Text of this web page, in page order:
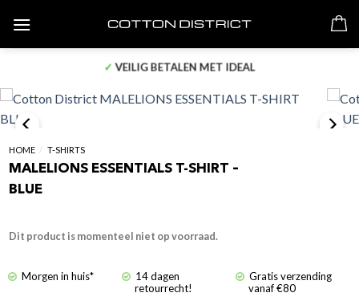
content
✓VEILIG BETALEN MET IDEAL
HOME / T-SHIRTS
MALELIONS ESSENTIALS T-SHIRT –
BLUE
Dit product is momenteel niet op voorraad.
Morgen in huis*
14 dagen
retourrecht!
Gratis verzending
vanaf €80